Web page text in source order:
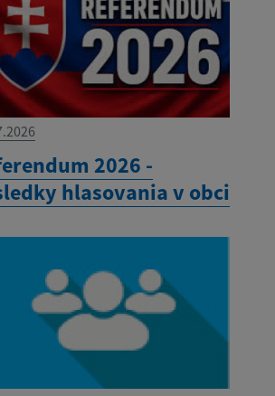
2026 -
hlasovania v obci